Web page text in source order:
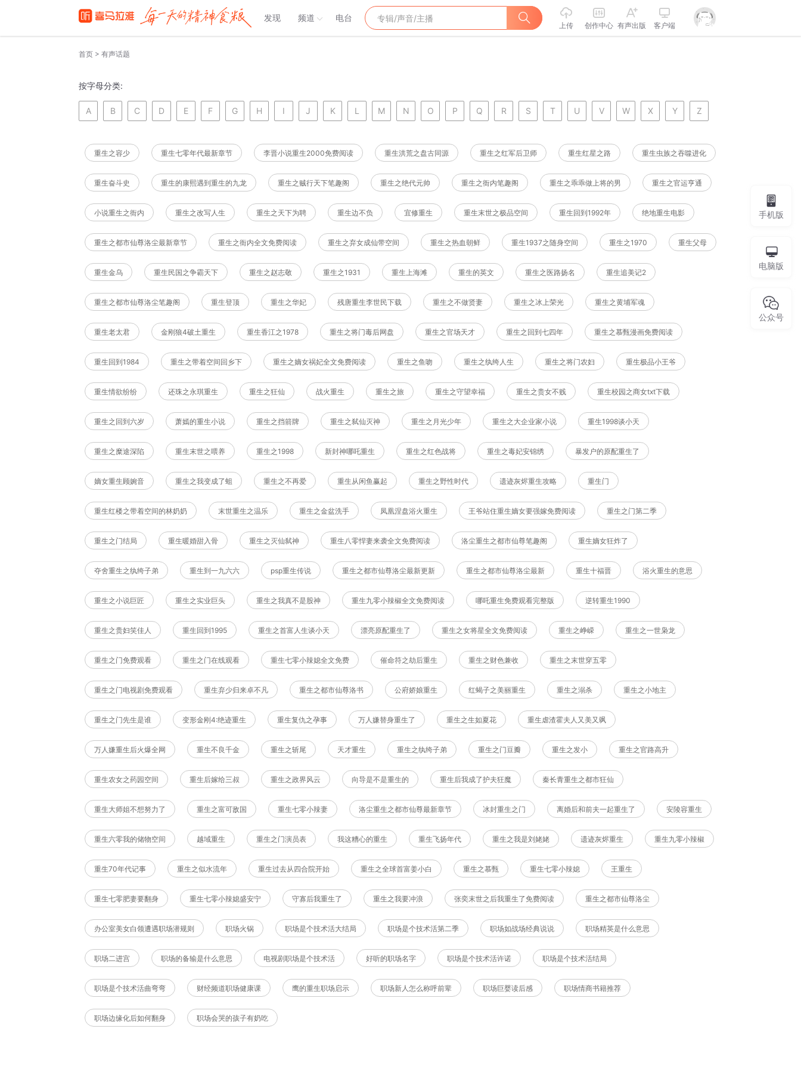
发现 频道 电台
上传 创作中心 有声出版 客户端
首页 > 有声话题
按字母分类:
A B C D E F G H I J K L M N O P Q R S T U V W X Y Z
重生之容少 重生七零年代最新章节 李晋小说重生2000免费阅读 重生洪荒之盘古同源 重生之红军后卫师 重生红星之路 重生虫族之吞噬进化
重生奋斗史 重生的康熙遇到重生的九龙 重生之贼行天下笔趣阁 重生之绝代元帅 重生之衙内笔趣阁 重生之乖乖做上将的男 重生之官运亨通
小说重生之衙内 重生之改写人生 重生之天下为聘 重生边不负 宜修重生 重生末世之极品空间 重生回到1992年 绝地重生电影
重生之都市仙尊洛尘最新章节 重生之衙内全文免费阅读 重生之弃女成仙带空间 重生之热血朝鲜 重生1937之随身空间 重生之1970 重生父母
重生金乌 重生民国之争霸天下 重生之赵志敬 重生之1931 重生上海滩 重生的英文 重生之医路扬名 重生追美记2
重生之都市仙尊洛尘笔趣阁 重生登顶 重生之华妃 残唐重生李世民下载 重生之不做贤妻 重生之冰上荣光 重生之黄埔军魂
重生老太君 金刚狼4破土重生 重生香江之1978 重生之将门毒后网盘 重生之官场天才 重生之回到七四年 重生之慕甄漫画免费阅读
重生回到1984 重生之带着空间回乡下 重生之嫡女祸妃全文免费阅读 重生之鱼吻 重生之纨绔人生 重生之将门农妇 重生极品小王爷
重生情欲纷纷 还珠之永琪重生 重生之狂仙 战火重生 重生之旅 重生之守望幸福 重生之贵女不贱 重生校园之商女txt下载
重生之回到六岁 萧嫣的重生小说 重生之挡箭牌 重生之弑仙灭神 重生之月光少年 重生之大企业家小说 重生1998谈小天
重生之糜途深陷 重生末世之喂养 重生之1998 新封神哪吒重生 重生之红色战将 重生之毒妃安锦绣 暴发户的原配重生了
嫡女重生顾婉音 重生之我变成了蛆 重生之不再爱 重生从闲鱼赢起 重生之野性时代 遗迹灰烬重生攻略 重生门
重生红楼之带着空间的林奶奶 末世重生之温乐 重生之金盆洗手 凤凰涅盘浴火重生 王爷站住重生嫡女要强嫁免费阅读 重生之门第二季
重生之门结局 重生暖婚甜入骨 重生之灭仙弑神 重生八零悍妻来袭全文免费阅读 洛尘重生之都市仙尊笔趣阁 重生嫡女狂炸了
夺舍重生之纨绔子弟 重生到一九六六 psp重生传说 重生之都市仙尊洛尘最新更新 重生之都市仙尊洛尘最新 重生十福晋 浴火重生的意思
重生之小说巨匠 重生之实业巨头 重生之我真不是股神 重生九零小辣椒全文免费阅读 哪吒重生免费观看完整版 逆转重生1990
重生之贵妇笑佳人 重生回到1995 重生之首富人生谈小天 漂亮原配重生了 重生之女将星全文免费阅读 重生之峥嵘 重生之一世枭龙
重生之门免费观看 重生之门在线观看 重生七零小辣媳全文免费 催命符之劫后重生 重生之财色兼收 重生之末世穿五零
重生之门电视剧免费观看 重生弃少归来卓不凡 重生之都市仙尊洛书 公府娇娘重生 红蝎子之美丽重生 重生之溺杀 重生之小地主
重生之门先生是谁 变形金刚4:绝迹重生 重生复仇之孕事 万人嫌替身重生了 重生之生如夏花 重生虐渣霍夫人又美又飒
万人嫌重生后火爆全网 重生不良千金 重生之斩尾 天才重生 重生之纨绔子弟 重生之门豆瓣 重生之发小 重生之官路高升
重生农女之药园空间 重生后嫁给三叔 重生之政界风云 向导是不是重生的 重生后我成了护夫狂魔 秦长青重生之都市狂仙
重生大师姐不想努力了 重生之富可敌国 重生七零小辣妻 洛尘重生之都市仙尊最新章节 冰封重生之门 离婚后和前夫一起重生了 安陵容重生
重生六零我的储物空间 越域重生 重生之门演员表 我这糟心的重生 重生飞扬年代 重生之我是刘姥姥 遗迹灰烬重生 重生九零小辣椒
重生70年代记事 重生之似水流年 重生过去从四合院开始 重生之全球首富姜小白 重生之慕甄 重生七零小辣媳 王重生
重生七零肥妻要翻身 重生七零小辣媳盛安宁 守寡后我重生了 重生之我要冲浪 张奕末世之后我重生了免费阅读 重生之都市仙尊洛尘
办公室美女白领遭遇职场潜规则 职场火锅 职场是个技术活大结局 职场是个技术活第二季 职场如战场经典说说 职场精英是什么意思
职场二进宫 职场的备输是什么意思 电视剧职场是个技术活 好听的职场名字 职场是个技术活许诺 职场是个技术活结局
职场是个技术活曲弯弯 财经频道职场健康课 鹰的重生职场启示 职场新人怎么称呼前辈 职场巨婴读后感 职场情商书籍推荐
职场边缘化后如何翻身 职场会哭的孩子有奶吃
手机版
电脑版
公众号